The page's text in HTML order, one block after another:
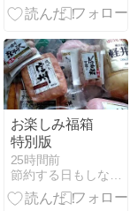
お楽しみ福箱
特別版
25時間前
節約する日もしない日も